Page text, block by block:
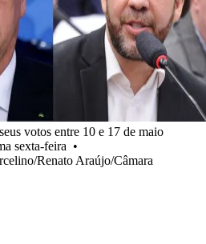
votos entre 10 e 17 de maio
sexta-feira •
Renato Araújo/Câmara